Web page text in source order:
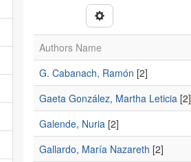
Authors Name
G. Cabanach, Ramón [2]
Gaeta González, Martha Leticia[2]
Galende, Nuria[2]
Gallardo, María Nazareth [2]